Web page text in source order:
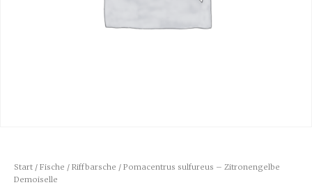
Start / Fische / Riffbarsche / Pomacentrus sulfureus – Zitronengelbe
Demoiselle